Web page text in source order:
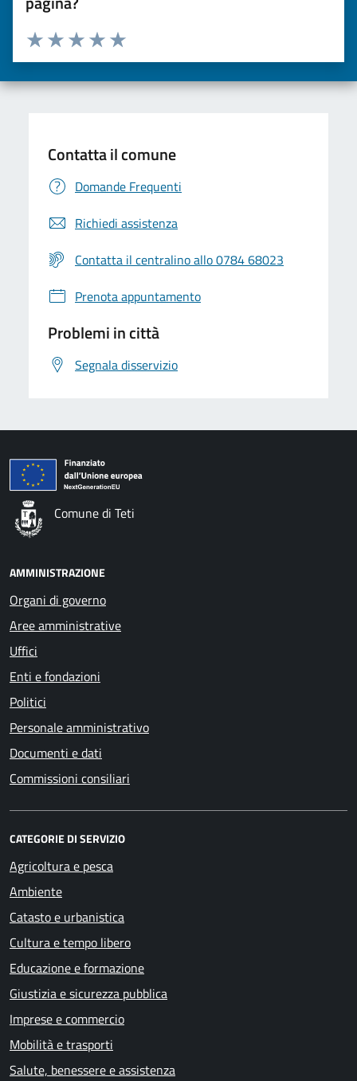
Valuta da 1 a 5 stelle la pagina
Valuta 5 stelle su 5
Valuta 4 stelle su 5
Valuta 3 stelle su 5
Valuta 2 stelle su 5
Valuta una stella su 5
Contatta il comune
Domande Frequenti
Richiedi assistenza
Contatta il centralino allo 0784 68023
Prenota appuntamento
Problemi in città
Segnala disservizio
Comune di Teti
AMMINISTRAZIONE
Organi di governo
Aree amministrative
Uffici
Enti e fondazioni
Politici
Personale amministrativo
Documenti e dati
Commissioni consiliari
CATEGORIE DI SERVIZIO
Agricoltura e pesca
Ambiente
Catasto e urbanistica
Cultura e tempo libero
Educazione e formazione
Giustizia e sicurezza pubblica
Imprese e commercio
Mobilità e trasporti
Salute, benessere e assistenza